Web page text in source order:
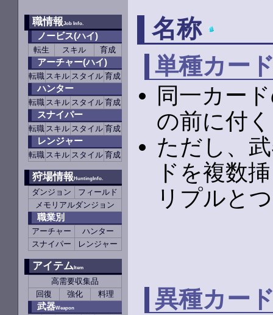
職情報Job Info.
ノービス(ハイ)
転生 スキル 育成
アーチャー(ハイ)
転職 スキル スタイル 育成
ハンター
転職 スキル スタイル 育成
スナイパー
転職 スキル スタイル 育成
レンジャー
転職 スキル スタイル 育成
狩場情報HuntingInfo.
ダンジョン
フィールド
メモリアルダンジョン
職業別
アーチャー
ハンター
スナイパー
レンジャー
アイテムItem
高需要収集品
回復
強化 料理
武器Weapon
名称
単種カー
同一カー
の前に付く
ただし、
ドを複数
リプルと
異種カー